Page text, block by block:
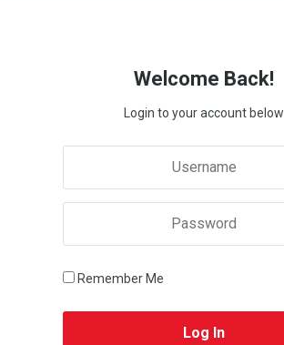
Welcome Back!
Login to your account below
Remember Me